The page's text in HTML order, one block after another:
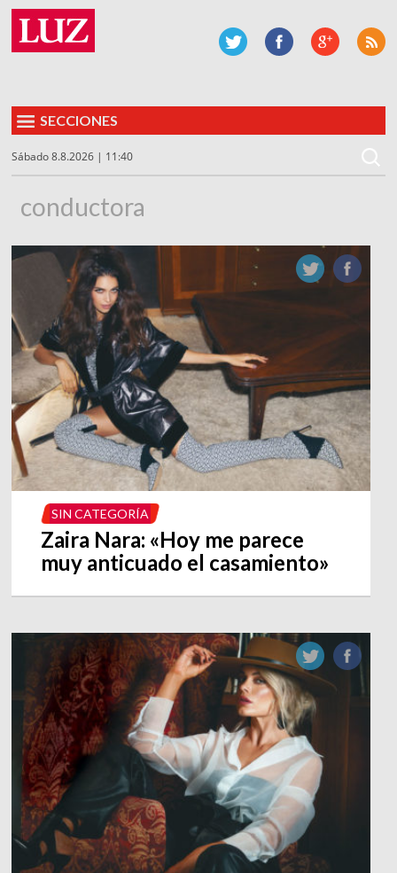
SECCIONES
Sábado 8.8.2026 | 11:40
conductora
SIN CATEGORÍA
Zaira Nara: «Hoy me parece
muy anticuado el casamiento»